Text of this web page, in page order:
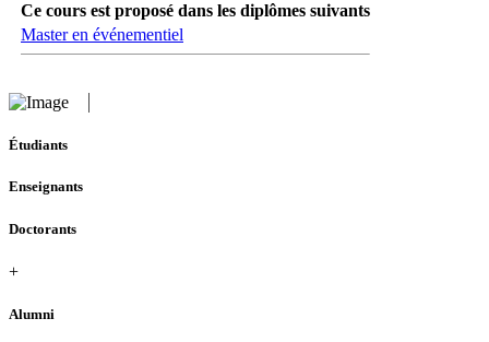
Ce cours est proposé dans les diplômes suivants
Master en événementiel
Étudiants
Enseignants
Doctorants
+
Alumni